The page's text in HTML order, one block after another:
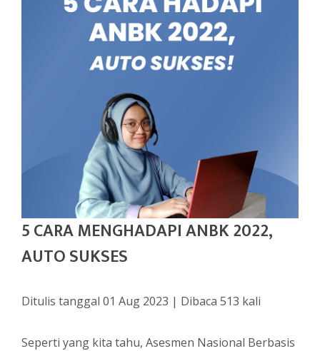
5 CARA MENGHADAPI ANBK 2022,
AUTO SUKSES
Ditulis tanggal 01 Aug 2023 | Dibaca 513 kali
Seperti yang kita tahu, Asesmen Nasional Berbasis